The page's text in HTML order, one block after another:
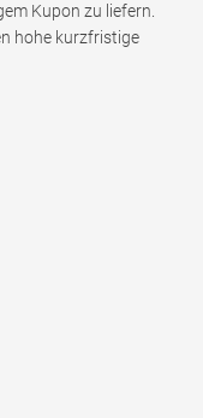
Kupon zu liefern.
hohe kurzfristige